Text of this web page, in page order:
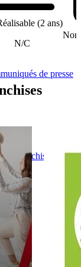
de presse
franchiseur
(2 ans)
N/C